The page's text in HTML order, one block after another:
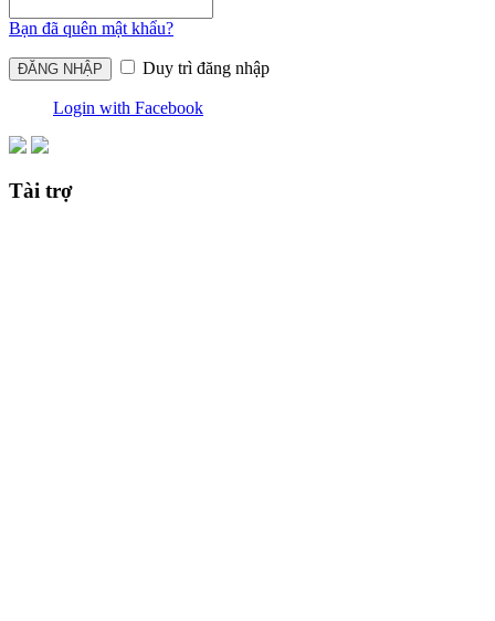
Bạn đã quên mật khẩu?
Duy trì đăng nhập
Login with Facebook
Tài trợ